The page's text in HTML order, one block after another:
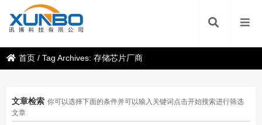
首页 /Tag Archives: 存储芯片厂商
文章检索 你可以选择下面的条件并可以输入关键词点击开始搜索进行筛选
文章